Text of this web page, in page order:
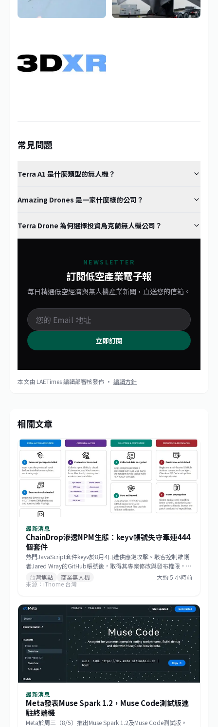
常見問題
Terra A1 是什麼類型的無人機？
Amazing Drones 是一家什麼樣的公司？
Terra Drone 為何選擇投資烏克蘭無人機公司？
NEWSLETTER
訂閱低空產業電子報
每日精選低空經濟與無人機產業新聞，直送您的信箱。
立即訂閱
本文由 LAETimes 編輯部審核發佈 · 編輯方針
相關文章
最新消息
ChainDrop滲透NPM生態：keyv帳號失守牽連444
個套件
熱門JavaScript套件keyv於8月4日遭供應鏈攻擊。駭客控制維護
者Jared Wray的GitHub帳號後，取得其專案修改與發布權限，植
入可橫向感染的蠕蟲，最終污染444個套件並發布2,212個惡意版
本。
台灣焦點 商業無人機
大約 5 小時前
來源：iThome 台灣
最新消息
Meta發表Muse Spark 1.2，Muse Code測試版進
駐終端機
Meta於周三（8/5）推出Muse Spark 1.2及Muse Code測試版。